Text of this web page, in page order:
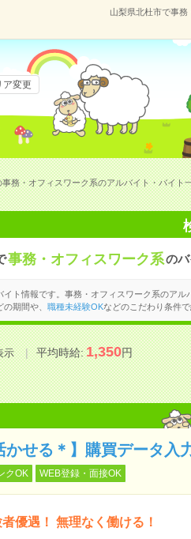
山梨県北杜市で事
ア変更
事務・オフィスワーク系のアルバイト・バイト
事務・オフィスワーク系の
イト情報です。事務・オフィスワーク系のアル
の期間や、 職種未経験OKなどのこだわり条件で
示 平均時給:1,350円
かせる＊】購買データ入
クOK WEB登録・面接OK
優遇！ 無理なく働ける！